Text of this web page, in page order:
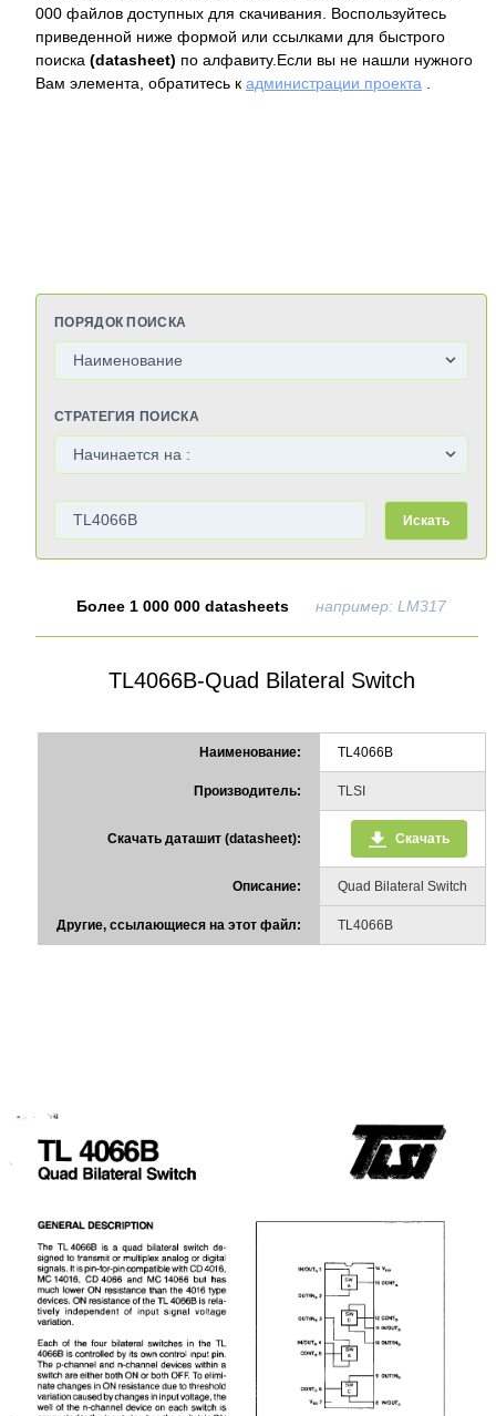
000 файлов доступных для скачивания. Воспользуйтесь
приведенной ниже формой или ссылками для быстрого
поиска (datasheet) по алфавиту.Если вы не нашли нужного
Вам элемента, обратитесь к администрации проекта
ПОРЯДОК ПОИСКА
СТРАТЕГИЯ ПОИСКА
Искать
Более 1 000 000 datasheets например: LM317
TL4066B-Quad Bilateral Switch
Наименование: TL4066B
Производитель: TLSI
Скачать даташит (datasheet): Скачать
Описание: Quad Bilateral Switch
Другие, ссылающиеся на этот файл: TL4066B